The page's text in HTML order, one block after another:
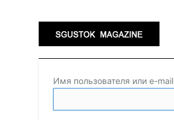
Имя пользователя или e-mail